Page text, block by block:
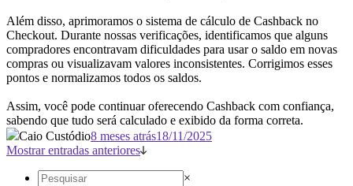
Além disso, aprimoramos o sistema de cálculo de Cashback no
Checkout. Durante nossas verificações, identificamos que alguns
compradores encontravam dificuldades para usar o saldo em novas
compras ou visualizavam valores inconsistentes. Corrigimos esses
pontos e normalizamos todos os saldos.
Assim, você pode continuar oferecendo Cashback com confiança,
sabendo que tudo será calculado e exibido da forma correta.
Caio Custódio8 meses atrás18/11/2025
Mostrar entradas anteriores
×